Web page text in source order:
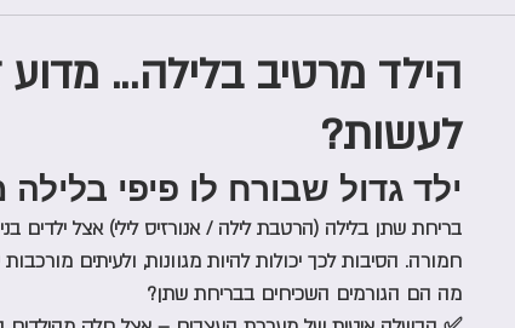
הילד מרטיב בלילה...
לעשות?
ילד גדול שבורח לו פיפי
חמורה. הסיבות לכך יכולות להיות מגוונות, ולעיתים
מה הם הגורמים השכיחים בבריחת שתן?